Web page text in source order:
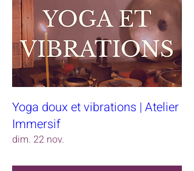
Yoga doux et vibrations | Atelier
Immersif
dim. 22 nov.